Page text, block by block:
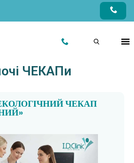
ЧЕКАПи
ЧЕКАП